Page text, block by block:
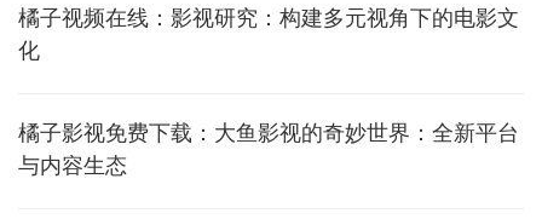
橘子视频在线：影视研究：构建多元视角下的电影文
化
橘子影视免费下载：大鱼影视的奇妙世界：全新平台
与内容生态